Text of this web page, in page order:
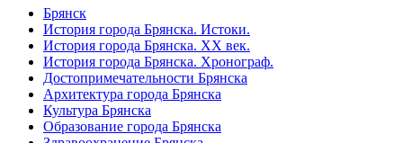
Брянск
История города Брянска. Истоки.
История города Брянска. XX век.
История города Брянска. Хронограф.
Достопримечательности Брянска
Архитектура города Брянска
Культура Брянска
Образование города Брянска